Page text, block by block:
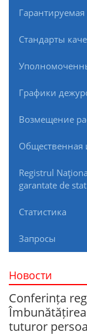
Стандарты
Графики
Возмещение
Registrul
garantate de stat
Статистика
Запросы
Новости
Conferința
tuturor